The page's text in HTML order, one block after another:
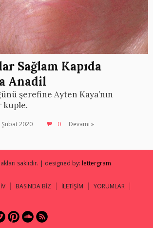
Sağlam Kapıda
Anadil
şerefine Ayten Kaya’nın
kuple.
Şubat 2020 0 Devamı »
saklıdır. | designed by: lettergram
BASINDA BİZ İLETİŞİM
YORUMLAR